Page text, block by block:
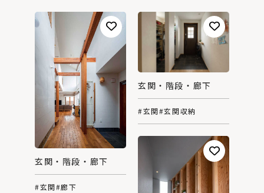
玄関・階段・廊下
#玄関#廊下
玄関・階段・廊下
#玄関#玄関収納